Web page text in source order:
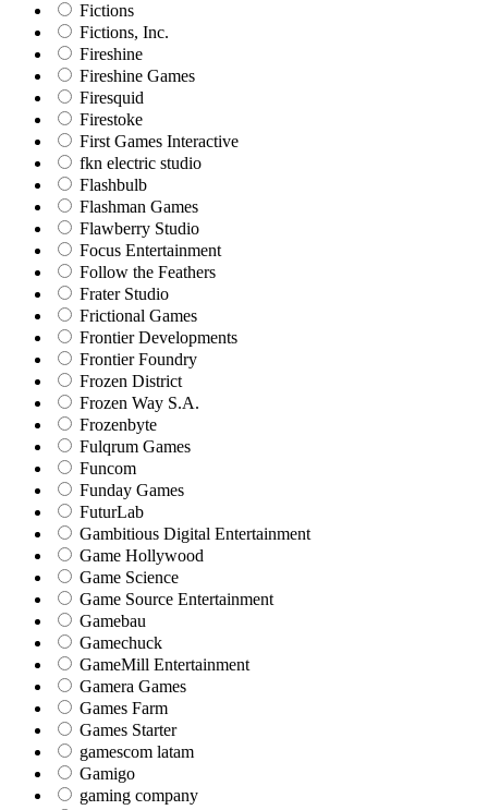
Fictions
Fictions, Inc.
Fireshine
Fireshine Games
Firesquid
Firestoke
First Games Interactive
fkn electric studio
Flashbulb
Flashman Games
Flawberry Studio
Focus Entertainment
Follow the Feathers
Frater Studio
Frictional Games
Frontier Developments
Frontier Foundry
Frozen District
Frozen Way S.A.
Frozenbyte
Fulqrum Games
Funcom
Funday Games
FuturLab
Gambitious Digital Entertainment
Game Hollywood
Game Science
Game Source Entertainment
Gamebau
Gamechuck
GameMill Entertainment
Gamera Games
Games Farm
Games Starter
gamescom latam
Gamigo
gaming company